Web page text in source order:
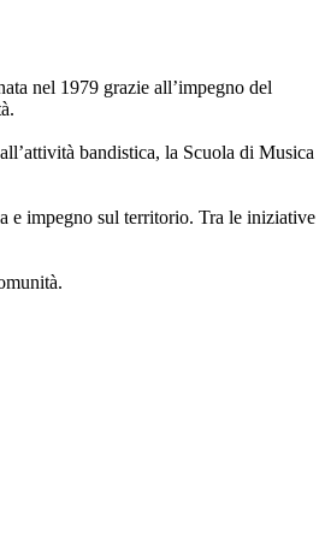
nel 1979 grazie all’impegno del
bandistica, la Scuola di Musica
e impegno sul territorio. Tra le iniziative